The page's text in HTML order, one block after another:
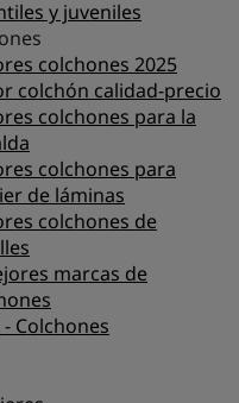
y juveniles
colchones 2025
colchón calidad-precio
colchones para la
colchones para
de láminas
colchones de
marcas de
Colchones